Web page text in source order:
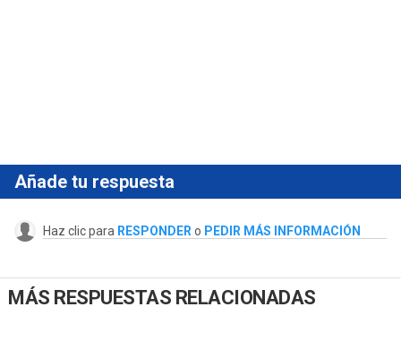
Añade tu respuesta
Haz clic para RESPONDER o PEDIR MÁS INFORMACIÓN
MÁS RESPUESTAS RELACIONADAS